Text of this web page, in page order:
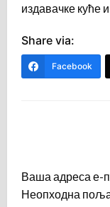
издавачке куће
Share via:
Facebook
Ваша адреса е-
Неопходна